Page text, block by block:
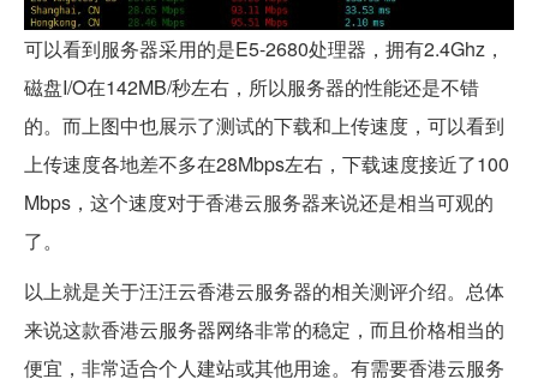
可以看到服务器采用的是E5-2680处理器，拥有2.4Ghz，
磁盘I/O在142MB/秒左右，所以服务器的性能还是不错
的。而上图中也展示了测试的下载和上传速度，可以看到
上传速度各地差不多在28Mbps左右，下载速度接近了100
Mbps，这个速度对于香港云服务器来说还是相当可观的
了。
以上就是关于汪汪云香港云服务器的相关测评介绍。总体
来说这款香港云服务器网络非常的稳定，而且价格相当的
便宜，非常适合个人建站或其他用途。有需要香港云服务